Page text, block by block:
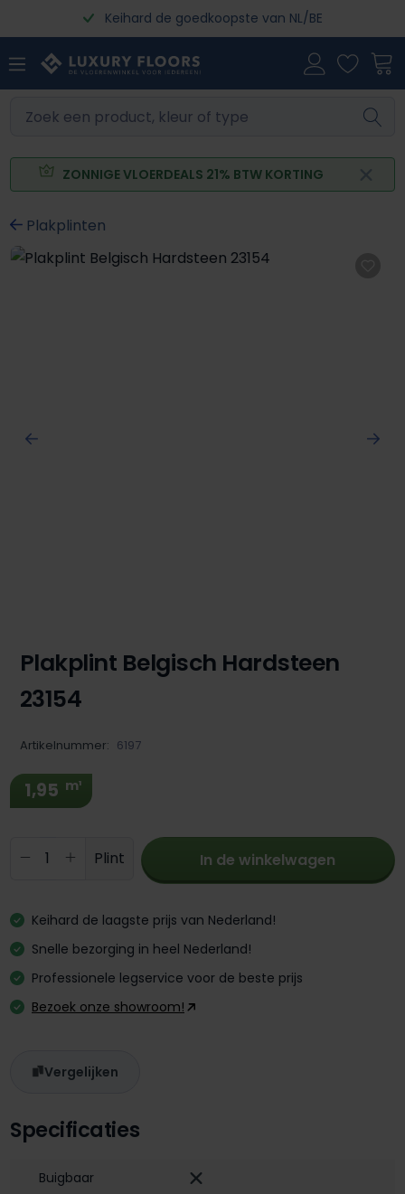
Ga naar de hoofdinhoudKeihard de goedkoopste van NL/BE
ZONNIGE VLOERDEALS 21% BTW KORTING
Plakplinten
Afbeeldingengalerij overslaan
Specificaties
Buigbaar
Plakplint Belgisch Hardsteen
23154
Artikelnummer: 6197
1,95 m¹
Producthoeveelheid: Voer de
Plint In de winkelwagen
Keihard de laagste prijs van Nederland!
Snelle bezorging in heel Nederland!
Professionele legservice voor de beste prijs
Bezoek onze showroom!
Vergelijken